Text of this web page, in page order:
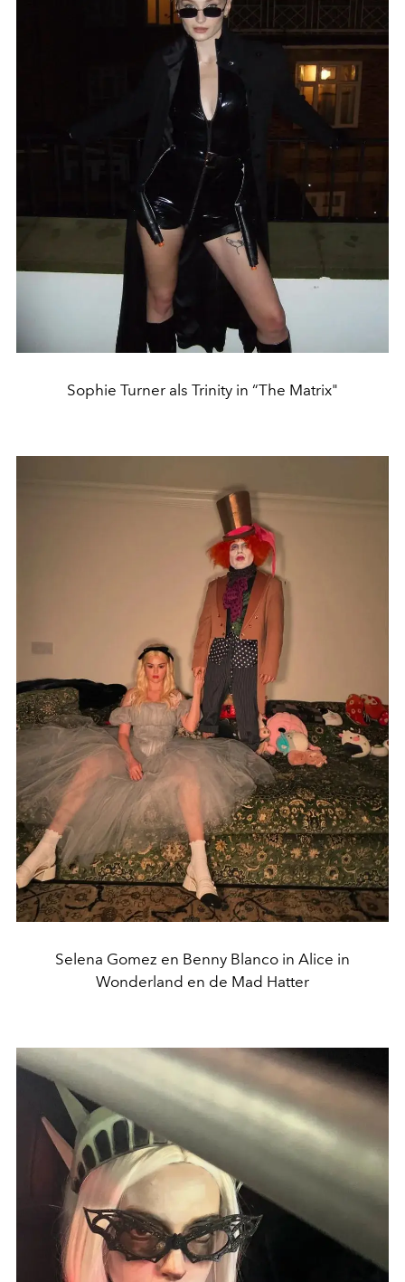
Sophie Turner als Trinity in “The Matrix"
Selena Gomez en Benny Blanco in Alice in
Wonderland en de Mad Hatter